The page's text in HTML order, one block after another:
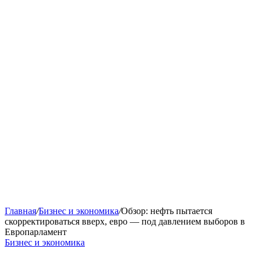
Главная/Бизнес и экономика/Обзор: нефть пытается
скорректироваться вверх, евро — под давлением выборов в
Европарламент
Бизнес и экономика